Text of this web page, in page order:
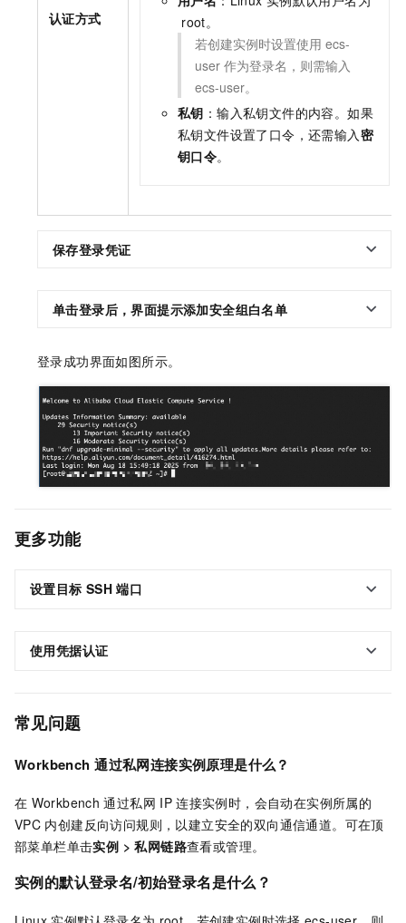
认证方式
root。
若创建实例时设置使用 ecs-
user 作为登录名，则需输入
ecs-user。
私钥 ：输入私钥文件的内容。如果
私钥文件设置了口令，还需输入 密
钥口令。
保存登录凭证
单击登录后，界面提示添加安全组白名单
登录成功界面如图所示。
更多功能
设置目标 SSH 端口
使用凭据认证
常见问题
Workbench 通过私网连接实例原理是什么？
在 Workbench 通过私网 IP 连接实例时，会自动在实例所属的
VPC 内创建反向访问规则，以建立安全的双向通信通道。可在顶
部菜单栏单击实例 >私网链路查看或管理。
实例的默认登录名/初始登录名是什么？